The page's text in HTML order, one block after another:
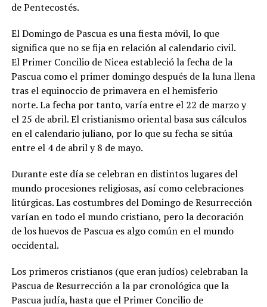
de Pentecostés.
El Domingo de Pascua es una fiesta móvil, lo que
significa que no se fija en relación al calendario civil.
El Primer Concilio de Nicea estableció la fecha de la
Pascua como el primer domingo después de la luna llena
tras el equinoccio de primavera en el hemisferio
norte. La fecha por tanto, varía entre el 22 de marzo y
el 25 de abril. El cristianismo oriental basa sus cálculos
en el calendario juliano, por lo que su fecha se sitúa
entre el 4 de abril y 8 de mayo.
Durante este día se celebran en distintos lugares del
mundo procesiones religiosas, así como celebraciones
litúrgicas. Las costumbres del Domingo de Resurrección
varían en todo el mundo cristiano, pero la decoración
de los huevos de Pascua es algo común en el mundo
occidental.
Los primeros cristianos (que eran judíos) celebraban la
Pascua de Resurrección a la par cronológica que la
Pascua judía, hasta que el Primer Concilio de